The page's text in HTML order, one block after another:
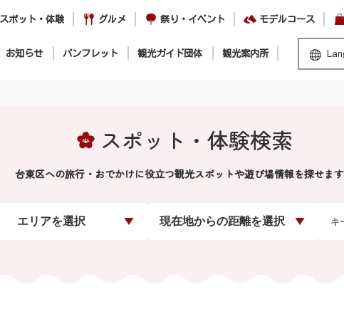
スポット・体験 グルメ 祭り・イベント モデルコース
お知らせ パンフレット 観光ガイド団体 観光案内所
スポット・体験検索
台東区への旅行・おでかけに役立つ観光スポットや遊び場情報を探せま
エリアを選択 現在地からの距離を選択